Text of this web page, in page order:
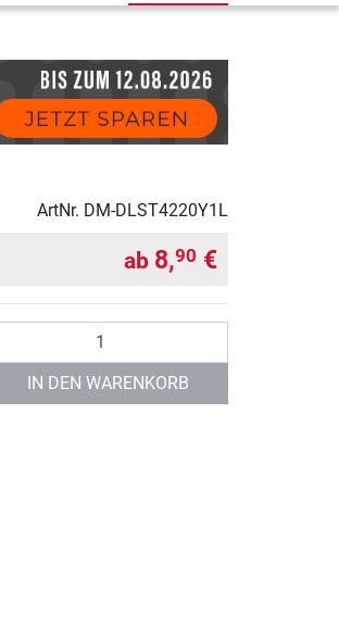
ArtNr. DM-DLST4220Y1L
ab 8,90 €
IN DEN WARENKORB